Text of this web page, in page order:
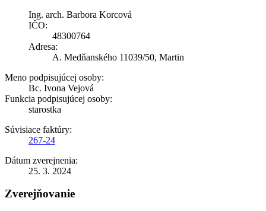
Ing. arch. Barbora Korcová
IČO:
48300764
Adresa:
A. Medňanského 11039/50, Martin
Meno podpisujúcej osoby:
Bc. Ivona Vejová
Funkcia podpisujúcej osoby:
starostka
Súvisiace faktúry:
267-24
Dátum zverejnenia:
25. 3. 2024
Zverejňovanie